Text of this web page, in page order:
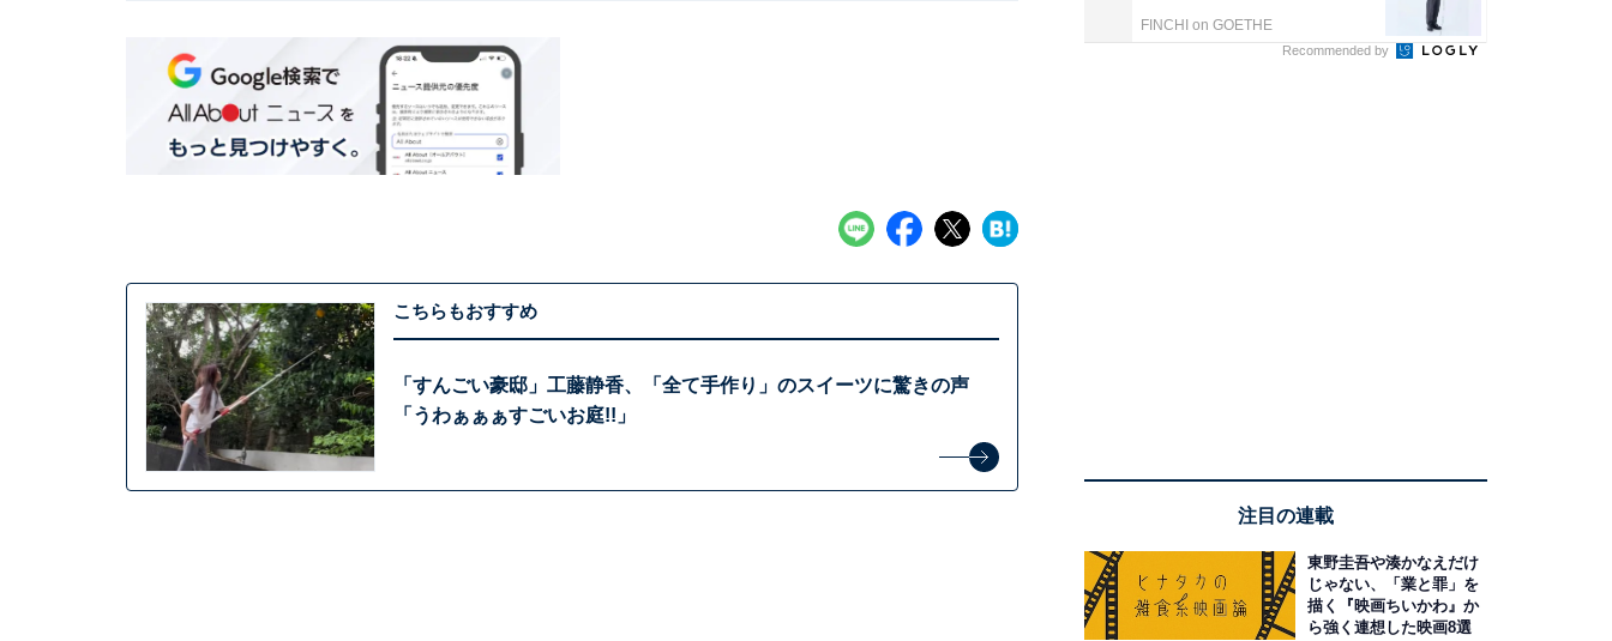
こちらもおすすめ
「すんごい豪邸」工藤静香、「全て手作り」のスイーツに驚きの声
「うわぁぁぁすごいお庭!!」
FINCHI on GOETHE
Recommended by
注目の連載
東野圭吾や湊かなえだけ
じゃない、「業と罪」を
描く『映画ちいかわ』か
ら強く連想した映画8選